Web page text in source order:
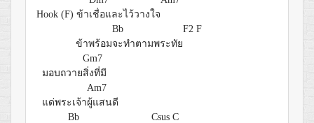
Hook (F) ข้าเชื่อและไว้วางใจ
Bb
F2 F
ข้าพร้อมจะทำตามพระทัย
Gm7
มอบถวายสิ่งที่มี
Am7
แด่พระเจ้าผู้แสนดี
Bb
Csus C